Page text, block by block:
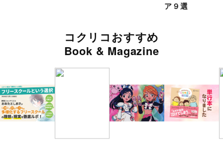
ア９選
コクリコおすすめ
Book & Magazine